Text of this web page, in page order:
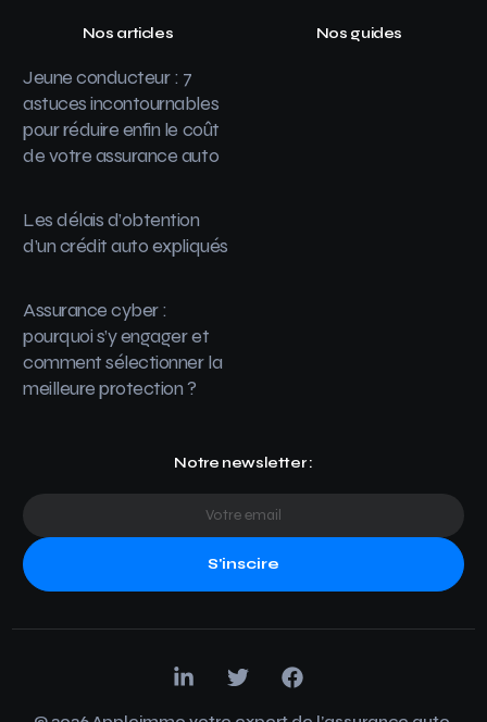
Nos articles
Jeune conducteur : 7
astuces incontournables
pour réduire enfin le coût
de votre assurance auto
Les délais d’obtention
d’un crédit auto expliqués
Assurance cyber :
pourquoi s’y engager et
comment sélectionner la
meilleure protection ?
Nos guides
Notre newsletter :
S'inscire